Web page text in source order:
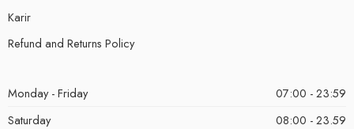
Karir
Refund and Returns Policy
Monday - Friday
07:00 - 23:59
Saturday
08:00 - 23.59